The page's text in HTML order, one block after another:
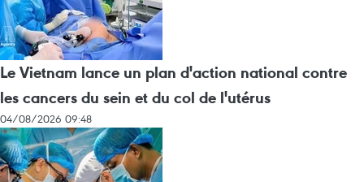
Le Vietnam lance un plan d'action national contre
les cancers du sein et du col de l'utérus
04/08/2026 09:48